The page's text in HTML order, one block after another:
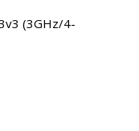
(3GHz/4-